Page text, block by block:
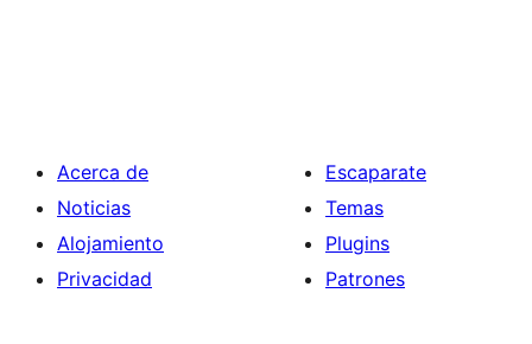
Acerca de
Noticias
Alojamiento
Privacidad
Escaparate
Temas
Plugins
Patrones